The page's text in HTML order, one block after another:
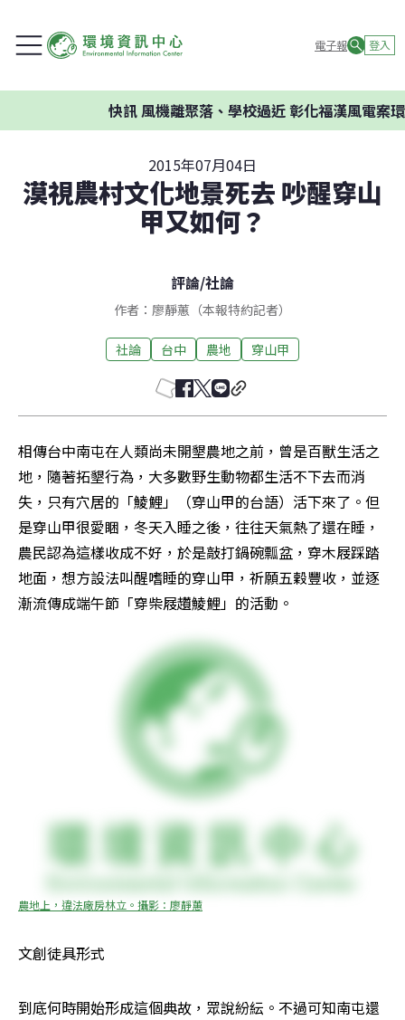
電子報 登入
風機離聚落、學校過近 彰化福漢風電案環委建
2015年07月04日
漠視農村文化地景死去 吵醒穿山
甲又如何？
評論/社論
作者：廖靜蕙（本報特約記者）
社論 台中 農地 穿山甲
相傳台中南屯在人類尚未開墾農地之前，曾是百獸生活之
地，隨著拓墾行為，大多數野生動物都生活不下去而消
失，只有穴居的「鯪鯉」（穿山甲的台語）活下來了。但
是穿山甲很愛睏，冬天入睡之後，往往天氣熱了還在睡，
農民認為這樣收成不好，於是敲打鍋碗瓢盆，穿木屐踩踏
地面，想方設法叫醒嗜睡的穿山甲，祈願五穀豐收，並逐
漸流傳成端午節「穿柴屐趲鯪鯉」的活動。
農地上，違法廠房林立。攝影：廖靜蕙
文創徒具形式
到底何時開始形成這個典故，眾說紛紜。不過可知南屯還